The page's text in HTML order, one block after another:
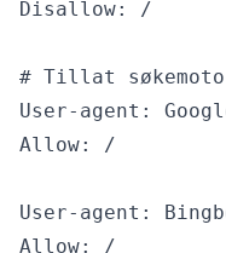
Disallow: /
# Tillat
User-agent:
Allow: /
User-agent:
Allow: /